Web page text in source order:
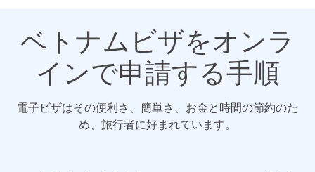
ベトナムビザをオンラ
インで申請する手順
電子ビザはその便利さ、簡単さ、お金と時間の節約のた
め、旅行者に好まれています。